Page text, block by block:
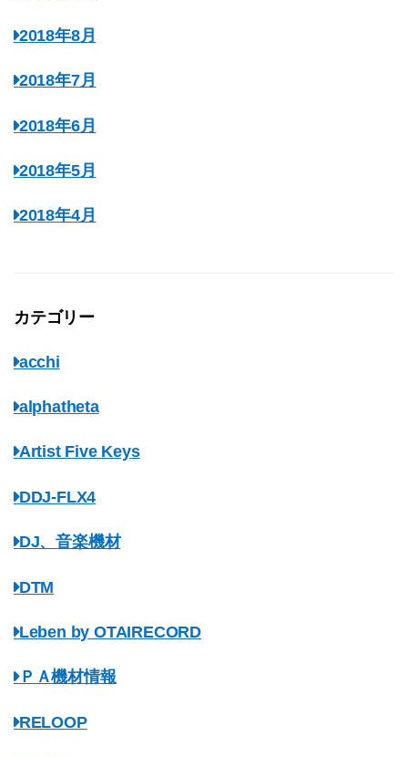
2018年8月
2018年7月
2018年6月
2018年5月
2018年4月
カテゴリー
acchi
alphatheta
Artist Five Keys
DDJ-FLX4
DJ、音楽機材
DTM
Leben by OTAIRECORD
ＰＡ機材情報
RELOOP